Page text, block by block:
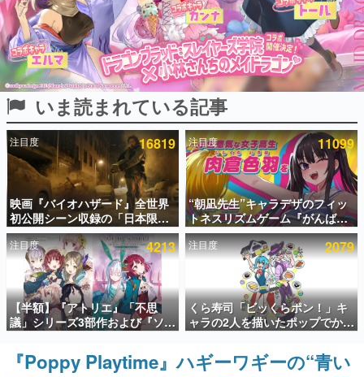
ピックアップ
電ファミのいま読まれている記事ランキング
アプリセール情報
インタビュー
連載・特集一覧
殿堂入り記事
SNS拡散数が数千以上！ ページビュー数万以上！ などな
ど。多くの人々に読まれた、電ファミ渾身の“殿堂入り”記
事をまとめました。
ゲームの企画書
名作ゲームクリエイターの方々に製作時のエピソードをお
いま読まれている記事
注目度 16819
映画『バイオハザード』全世界
初公開シーン収録の「日本限
定」予告映像が解禁。バイオの
日（8月10日）にあわせて、
「ラクーンシティ総合病院」へ
行く配達人の姿が披露
注目度 11099
“朝凪先生”キャラデザのフィッ
トネスリズムゲーム『がんば
れ！チアリズム』Steamストア
ページが公開。キャラクターの
CVは陽向葵ゅかさん
注目度 4213
【半額】『アトリエ』「不思
議」シリーズ3部作および『ソフ
ィーのアトリエ2』公式画集の
Kindle版が50%オフとなるセー
ルが開催中。各作品の設定画や
注目度 2079
くら寿司「ビッくらポン！」キ
ャラの2人を描いたポップでかわ
いいコラボイラストが公開。コ
ラボイラストを使用した限定T
シャツ&ステッカーがアソビシ
『Poppy Playtime』ハギーワギーの“青い